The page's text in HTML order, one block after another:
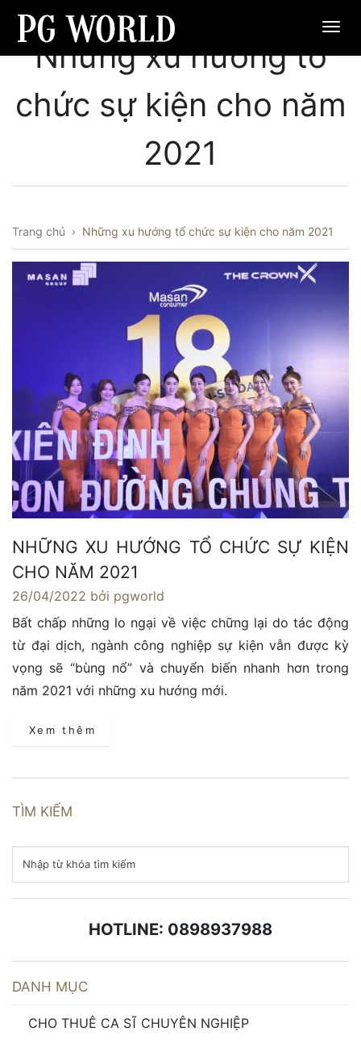
Những xu hướng tổ
chức sự kiện cho năm
2021
Trang chủ › Những xu hướng tổ chức sự kiện cho năm 2021
NHỮNG XU HƯỚNG TỔ CHỨC SỰ KIỆN
CHO NĂM 2021
26/04/2022 bởi pgworld
Bất chấp những lo ngại về việc chững lại do tác động
từ đại dịch, ngành công nghiệp sự kiện vẫn được kỳ
vọng sẽ “bùng nổ” và chuyển biến nhanh hơn trong
năm 2021 với những xu hướng mới.
Xem thêm
TÌM KIẾM
HOTLINE: 0898937988
DANH MỤC
CHO THUÊ CA SĨ CHUYÊN NGHIỆP